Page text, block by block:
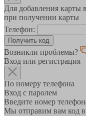
Для добавления карты
при получении карты
Телефон:
Возникли проблемы?
Вход или регистрация
По номеру телефона
Вход с паролем
Введите номер
Мы отправим вам код